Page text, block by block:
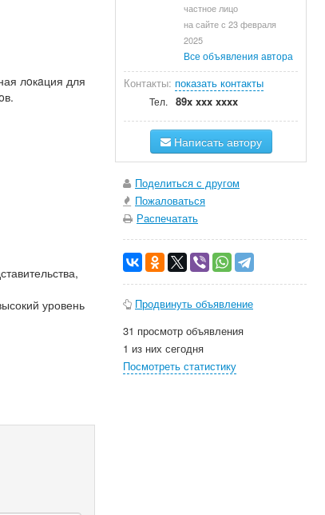
лoкaция для
уровень
частное лицо
на сайте с 23 февраля
2025
Все объявления автора
Контакты: показать контакты
Тел. 89x xxx xxxx
Написать автору
Поделиться с другом
Пожаловаться
Распечатать
Продвинуть объявление
31 просмотр объявления
1 из них сегодня
Посмотреть статистику